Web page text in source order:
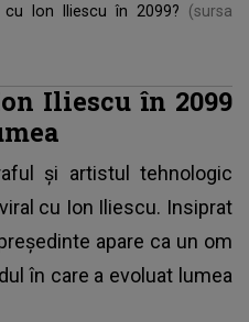
Ion Iliescu în 2099?
(sursa
Iliescu în 2099
și artistul tehnologic
cu Ion Iliescu. Insiprat
apare ca un om
în care a evoluat lumea